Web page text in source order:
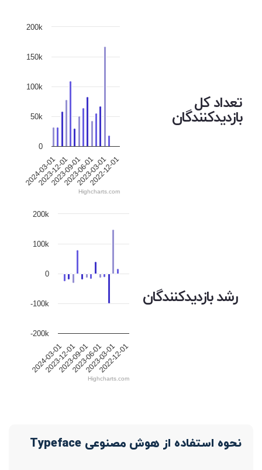
تعداد کل
بازدیدکنندگان
2024-03-01
2023-12-01
2023-09-01
2023-06-01
2023-03-01
2022-12-01
0
50k
100k
150k
200k
Highcharts.com
رشد بازدیدکنندگان
2024-03-01
2023-12-01
2023-09-01
2023-06-01
2023-03-01
2022-12-01
-200k
-100k
0
100k
200k
Highcharts.com
نحوه استفاده از هوش مصنوعی Typeface